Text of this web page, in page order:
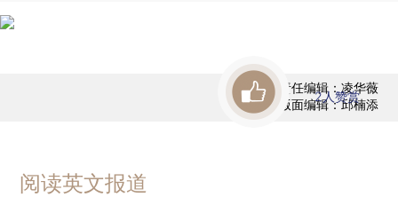
责任编辑：凌华薇
版面编辑：邱楠添
2人赞赏
阅读英文报道